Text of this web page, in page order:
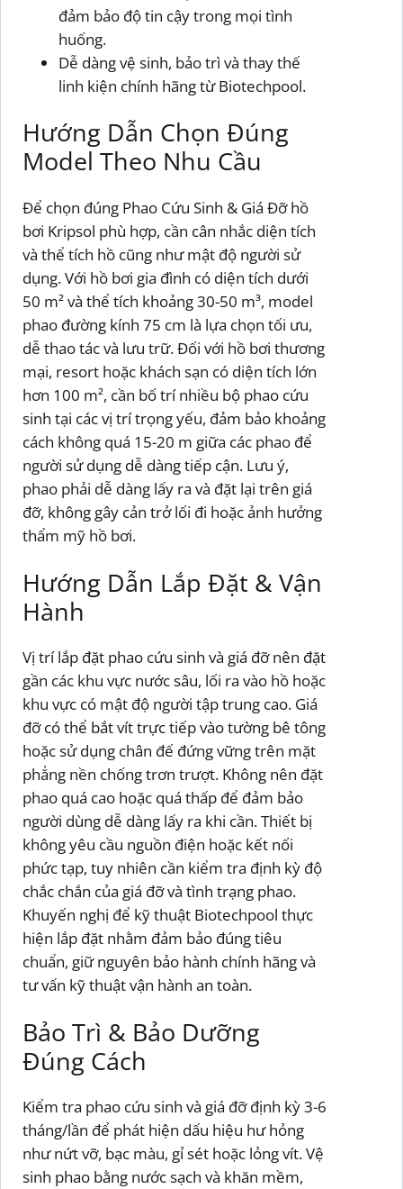
đảm bảo độ tin cậy trong mọi tình
huống.
Dễ dàng vệ sinh, bảo trì và thay thế
linh kiện chính hãng từ Biotechpool.
Hướng Dẫn Chọn Đúng
Model Theo Nhu Cầu
Để chọn đúng Phao Cứu Sinh & Giá Đỡ hồ
bơi Kripsol phù hợp, cần cân nhắc diện tích
và thể tích hồ cũng như mật độ người sử
dụng. Với hồ bơi gia đình có diện tích dưới
50 m² và thể tích khoảng 30-50 m³, model
phao đường kính 75 cm là lựa chọn tối ưu,
dễ thao tác và lưu trữ. Đối với hồ bơi thương
mại, resort hoặc khách sạn có diện tích lớn
hơn 100 m², cần bố trí nhiều bộ phao cứu
sinh tại các vị trí trọng yếu, đảm bảo khoảng
cách không quá 15-20 m giữa các phao để
người sử dụng dễ dàng tiếp cận. Lưu ý,
phao phải dễ dàng lấy ra và đặt lại trên giá
đỡ, không gây cản trở lối đi hoặc ảnh hưởng
thẩm mỹ hồ bơi.
Hướng Dẫn Lắp Đặt & Vận
Hành
Vị trí lắp đặt phao cứu sinh và giá đỡ nên đặt
gần các khu vực nước sâu, lối ra vào hồ hoặc
khu vực có mật độ người tập trung cao. Giá
đỡ có thể bắt vít trực tiếp vào tường bê tông
hoặc sử dụng chân đế đứng vững trên mặt
phẳng nền chống trơn trượt. Không nên đặt
phao quá cao hoặc quá thấp để đảm bảo
người dùng dễ dàng lấy ra khi cần. Thiết bị
không yêu cầu nguồn điện hoặc kết nối
phức tạp, tuy nhiên cần kiểm tra định kỳ độ
chắc chắn của giá đỡ và tình trạng phao.
Khuyến nghị để kỹ thuật Biotechpool thực
hiện lắp đặt nhằm đảm bảo đúng tiêu
chuẩn, giữ nguyên bảo hành chính hãng và
tư vấn kỹ thuật vận hành an toàn.
Bảo Trì & Bảo Dưỡng
Đúng Cách
Kiểm tra phao cứu sinh và giá đỡ định kỳ 3-6
tháng/lần để phát hiện dấu hiệu hư hỏng
như nứt vỡ, bạc màu, gỉ sét hoặc lỏng vít. Vệ
sinh phao bằng nước sạch và khăn mềm,